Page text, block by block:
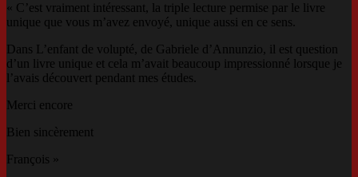
« C’est vraiment intéressant, la triple lecture permise par le livre
unique que vous m’avez envoyé, unique aussi en ce sens.
Dans L’enfant de volupté, de Gabriele d’Annunzio, il est question
d’un livre unique et cela m’avait beaucoup impressionné lorsque je
l’avais découvert pendant mes études.
Merci encore
Bien sincèrement
François »